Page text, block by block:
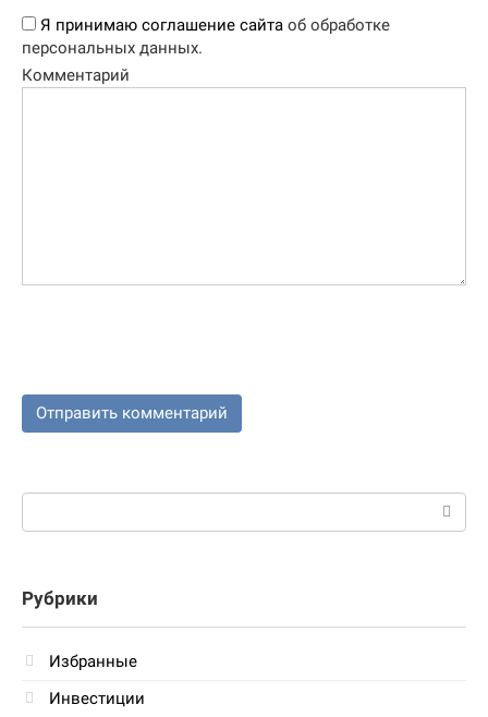
Я принимаю соглашение сайта об обработке
персональных данных.
Комментарий
Поиск:
Рубрики
Избранные
Инвестиции